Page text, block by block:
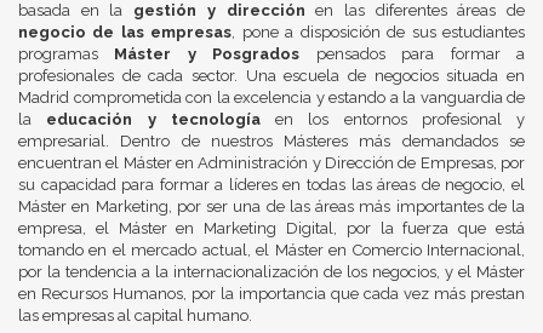
basada en la gestión y dirección en las diferentes áreas de
negocio de las empresas, pone a disposición de sus estudiantes
programas Máster y Posgrados pensados para formar a
profesionales de cada sector. Una escuela de negocios situada en
Madrid comprometida con la excelencia y estando a la vanguardia de
la educación y tecnologíaen los entornos profesional y
empresarial. Dentro de nuestros Másteres más demandados se
encuentran el Máster en Administración y Dirección de Empresas, por
su capacidad para formar a líderes en todas las áreas de negocio, el
Máster en Marketing, por ser una de las áreas más importantes de la
empresa, el Máster en Marketing Digital, por la fuerza que está
tomando en el mercado actual, el Máster en Comercio Internacional,
por la tendencia a la internacionalización de los negocios, y el Máster
en Recursos Humanos, por la importancia que cada vez más prestan
las empresas al capital humano.